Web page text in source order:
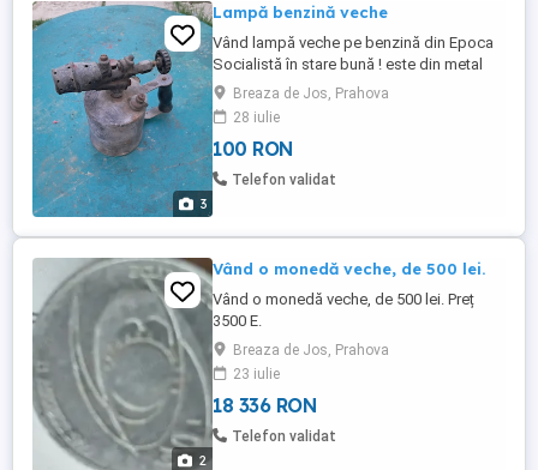
3
Lampă benzină veche
Vând lampă veche pe benzină din Epoca
Socialistă în stare bună ! este din metal
corpul și arzătorul este din bronz !
Breaza de Jos, Prahova
28 iulie
100 RON
Telefon validat
2
Vând o monedă veche, de 500 lei.
Vând o monedă veche, de 500 lei. Preț
3500 E.
Breaza de Jos, Prahova
23 iulie
18 336 RON
Telefon validat